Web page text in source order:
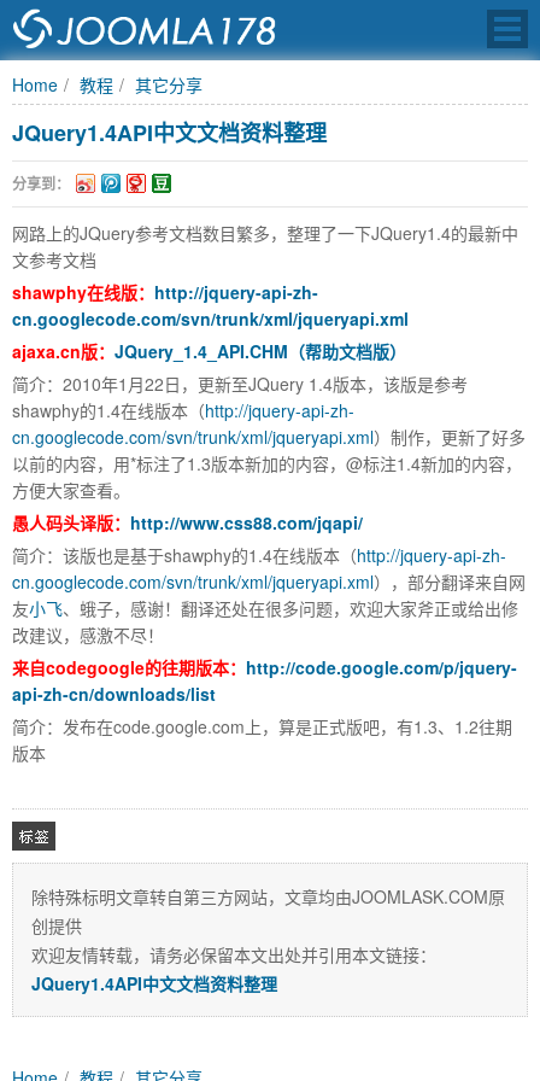
JOOMLA中文之
家,JOOMLA,JOOMLA模
板,JOOMLA教程,JOOMLA扩展
Home 教程 其它分享
JQuery1.4API中文文档资料整理
分享到：
网路上的JQuery参考文档数目繁多，整理了一下JQuery1.4的最新中
文参考文档
shawphy在线版： http://jquery-api-zh-
cn.googlecode.com/svn/trunk/xml/jqueryapi.xml
ajaxa.cn版： JQuery_1.4_API.CHM（帮助文档版）
简介：2010年1月22日，更新至JQuery 1.4版本，该版是参考
shawphy的1.4在线版本（http://jquery-api-zh-
cn.googlecode.com/svn/trunk/xml/jqueryapi.xml）制作，更新了好多
以前的内容，用*标注了1.3版本新加的内容，@标注1.4新加的内容，
方便大家查看。
愚人码头译版： http://www.css88.com/jqapi/
简介：该版也是基于shawphy的1.4在线版本（http://jquery-api-zh-
cn.googlecode.com/svn/trunk/xml/jqueryapi.xml），部分翻译来自网
友小飞、蛾子，感谢！翻译还处在很多问题，欢迎大家斧正或给出修
改建议，感激不尽！
来自codegoogle的往期版本： http://code.google.com/p/jquery-
api-zh-cn/downloads/list
简介：发布在code.google.com上，算是正式版吧，有1.3、1.2往期
版本
相关
除特殊标明文章转自第三方网站，文章均由JOOMLASK.COM原
创提供
欢迎友情转载，请务必保留本文出处并引用本文链接：
JQuery1.4API中文文档资料整理